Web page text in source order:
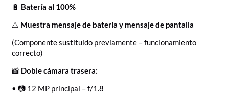
🔋 Batería al 100%
⚠️ Muestra mensaje de batería y mensaje de pantalla
(Componente sustituido previamente – funcionamiento
correcto)
📸 Doble cámara trasera:
• 📷 12 MP principal – f/1.8